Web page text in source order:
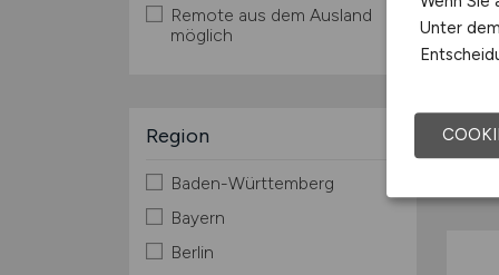
Remote aus dem Ausland
möglich
Region
Baden-Württemberg
Bayern
Berlin
Unter